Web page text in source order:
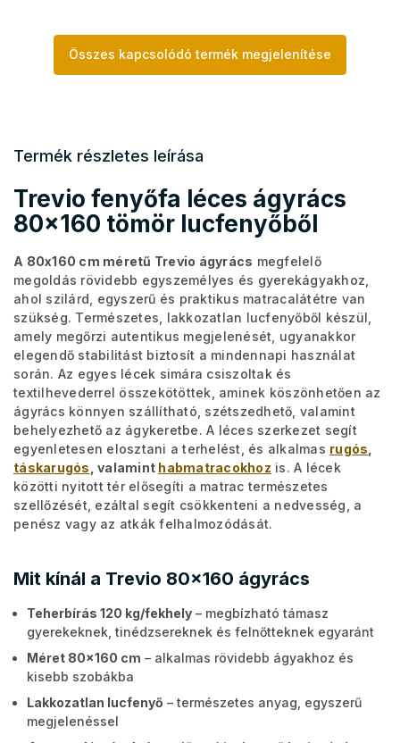
Összes kapcsolódó termék megjelenítése
Termék részletes leírása
Trevio fenyőfa léces ágyrács
80x160 tömör lucfenyőből
A 80x160 cm méretű Trevio ágyrács megfelelő
megoldás rövidebb egyszemélyes és gyerekágyakhoz,
ahol szilárd, egyszerű és praktikus matracalátétre van
szükség. Természetes, lakkozatlan lucfenyőből készül,
amely megőrzi autentikus megjelenését, ugyanakkor
elegendő stabilitást biztosít a mindennapi használat
során. Az egyes lécek simára csiszoltak és
textilhevederrel összekötöttek, aminek köszönhetően az
ágyrács könnyen szállítható, szétszedhető, valamint
behelyezhető az ágykeretbe. A léces szerkezet segít
egyenletesen elosztani a terhelést, és alkalmas rugós
táskarugós , valamint habmatracokhoz is. A lécek
közötti nyitott tér elősegíti a matrac természetes
szellőzését, ezáltal segít csökkenteni a nedvesség, a
penész vagy az atkák felhalmozódását.
Mit kínál a Trevio 80x160 ágyrács
Teherbírás 120 kg/fekhely – megbízható támasz
gyerekeknek, tinédzsereknek és felnőtteknek egyaránt
Méret 80x160 cm – alkalmas rövidebb ágyakhoz és
kisebb szobákba
Lakkozatlan lucfenyő – természetes anyag, egyszerű
megjelenéssel